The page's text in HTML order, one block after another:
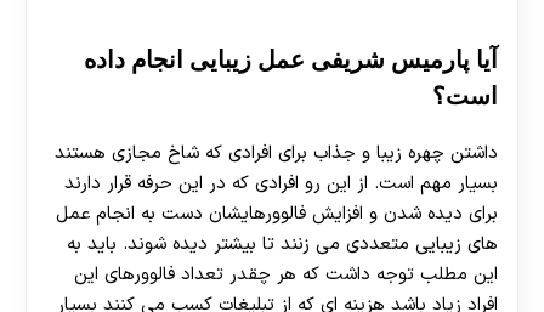
آیا پارمیس شریفی عمل زیبایی انجام داده
است؟
داشتن چهره زیبا و جذاب برای افرادی که شاخ مجازی هستند
بسیار مهم است. از این رو افرادی که در این حرفه قرار دارند
برای دیده شدن و افزایش فالوورهایشان دست به انجام عمل
های زیبایی متعددی می زنند تا بیشتر دیده شوند. باید به
این مطلب توجه داشت که هر چقدر تعداد فالوورهای این
افراد زیاد باشد هزینه ای که از تبلیغات کسب می کنند بسیار